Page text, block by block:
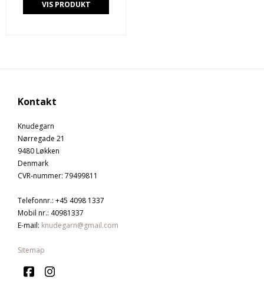
VIS PRODUKT
Kontakt
Knudegarn
Nørregade 21
9480 Løkken
Denmark
CVR-nummer: 79499811
Telefonnr.: +45 4098 1337
Mobil nr.: 40981337
E-mail: knudegarn@gmail.com
Sitemap